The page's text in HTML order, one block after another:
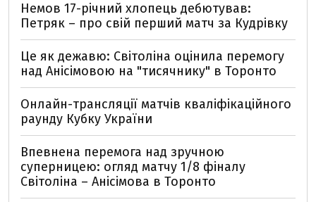
Немов 17-річний хлопець дебютував:
Петряк – про свій перший матч за Кудрівку
Це як дежавю: Світоліна оцінила перемогу
над Анісімовою на "тисячнику" в Торонто
Онлайн-трансляції матчів кваліфікаційного
раунду Кубку України
Впевнена перемога над зручною
суперницею: огляд матчу 1/8 фіналу
Світоліна – Анісімова в Торонто